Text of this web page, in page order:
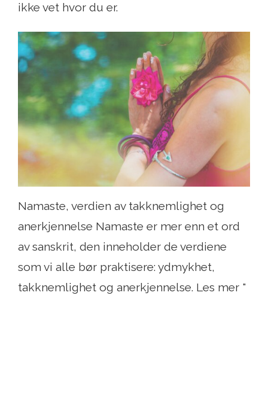
ikke vet hvor du er.
Namaste, verdien av takknemlighet og
anerkjennelse Namaste er mer enn et ord
av sanskrit, den inneholder de verdiene
som vi alle bør praktisere: ydmykhet,
takknemlighet og anerkjennelse. Les mer "